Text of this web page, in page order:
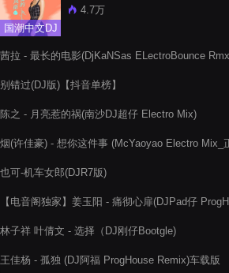
国潮中文DJ
4.7万
茜拉 - 最长的电影(DjKaNSas ELectroBounce
别错过(DJ版)【抖音单榜】
陈之 - 月亮惹的祸(南沙DJ超仔 Electro Mix)
烟(许佳豪) - 想你这件事 (McYaoyao Electro Mix_
也可-机车女郎(DJR7版)
【电音阁独家】姜玉阳 - 痛彻心扉(DJPad仔
林子祥 叶倩文 - 选择（DJ刚仔Bootgle)
王佳杨 - 孤独 (DJ阿福 ProgHouse Remix)车载版